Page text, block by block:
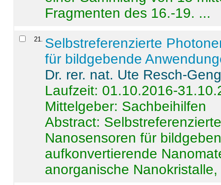
Fragmenten des 16.-19. ...
21
Selbstreferenzierte
für bildgebende
Dr. rer. nat. Ute Resch-
Laufzeit: 01.10.2016-
Mittelgeber: Sachbeihilfen
Abstract:
Nanosensoren für
aufkonvertierende
anorganische